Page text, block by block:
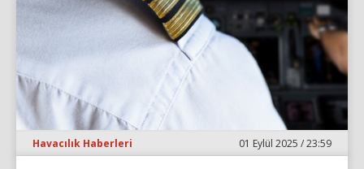
Havacılık Haberleri 01 Eylül 2025 / 23:59